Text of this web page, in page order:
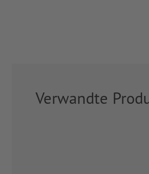
Verwandte